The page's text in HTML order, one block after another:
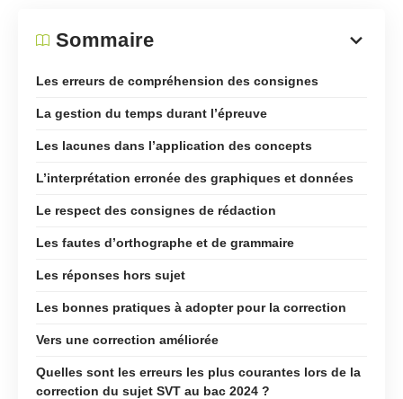
Sommaire
Les erreurs de compréhension des consignes
La gestion du temps durant l’épreuve
Les lacunes dans l’application des concepts
L’interprétation erronée des graphiques et données
Le respect des consignes de rédaction
Les fautes d’orthographe et de grammaire
Les réponses hors sujet
Les bonnes pratiques à adopter pour la correction
Vers une correction améliorée
Quelles sont les erreurs les plus courantes lors de la
correction du sujet SVT au bac 2024 ?